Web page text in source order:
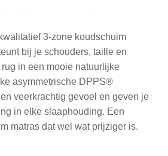
3-zone koudschuim
bij je schouders, taille en
in een mooie natuurlijke
asymmetrische DPPS®
veerkrachtig gevoel en geven je
in elke slaaphouding. Een
matras dat wel wat prijziger is.